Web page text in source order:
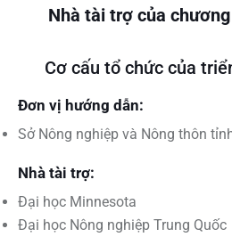
Nhà tài trợ của
Cơ cấu tổ chức của
Đơn vị hướng dẫn:
Sở Nông nghiệp và Nông thôn
Nhà tài trợ:
Đại học Minnesota
Đại học Nông nghiệp Trung Quốc